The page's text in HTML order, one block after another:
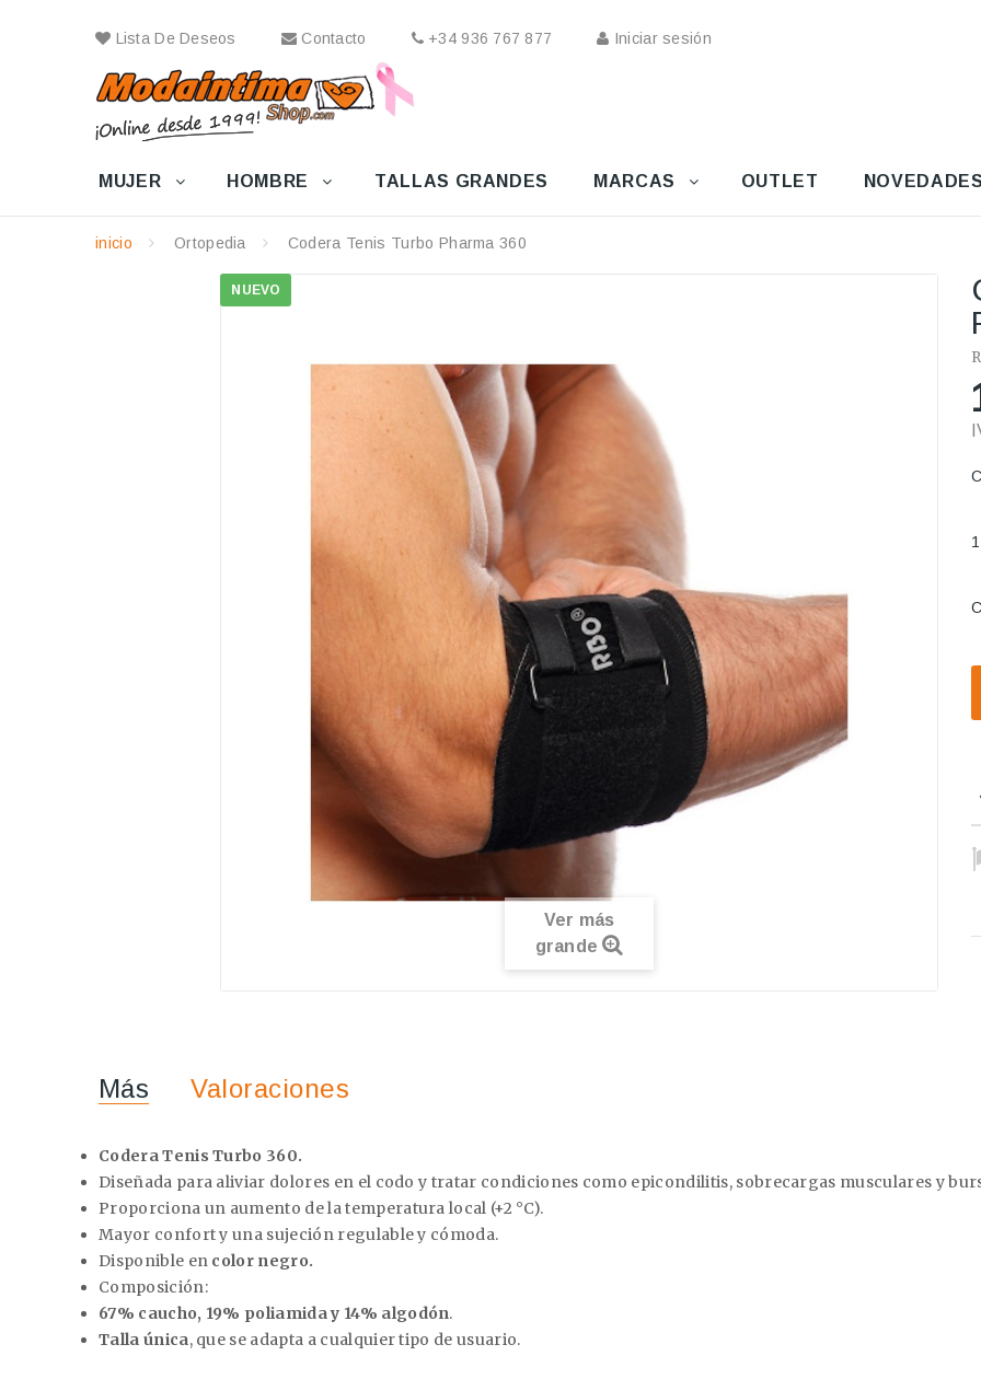
Lista De Deseos Contacto +34 936 767 877 Iniciar sesión
MUJER HOMBRE TALLAS GRANDES MARCAS OUTLET
inicio Ortopedia Codera Tenis Turbo Pharma 360
NUEVO
Ver más
grande
Más Valoraciones
Codera Tenis Turbo 360.
Diseñada para aliviar dolores en el codo y tratar condiciones como epicondilitis, sobrecargas musculares y
Proporciona un aumento de la temperatura local (+2 °C).
Mayor confort y una sujeción regulable y cómoda.
Disponible en color negro.
Composición:
67% caucho, 19% poliamida y 14% algodón.
Talla única, que se adapta a cualquier tipo de usuario.